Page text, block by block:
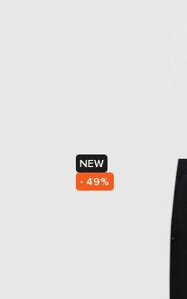
NEW
- 49%